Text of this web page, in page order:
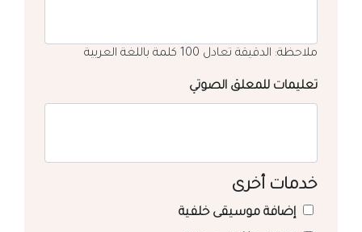
ملاحظة: الدقيقة تعادل 100 كلمة باللغة العربية
تعليمات للمعلق الصوتي
خدمات أخرى
إضافة موسيقى خلفية